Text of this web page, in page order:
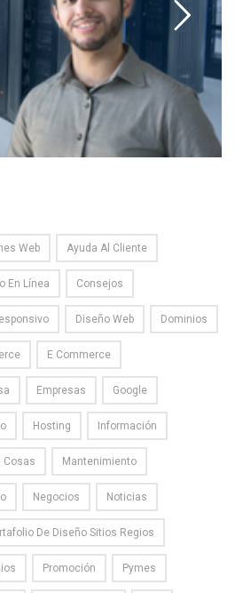
Web Ayuda Al Cliente
En Línea Consejos
Diseño Web Dominios
E Commerce
Empresas Google
Hosting Información
Cosas Mantenimiento
Negocios Noticias
De Diseño Sitios Regios
Promoción Pymes